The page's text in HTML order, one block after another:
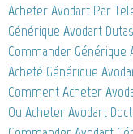
Acheter Avodart Par
Générique Avodart
Commander Générique
Acheté Générique
Comment Acheter
Ou Acheter Avodart